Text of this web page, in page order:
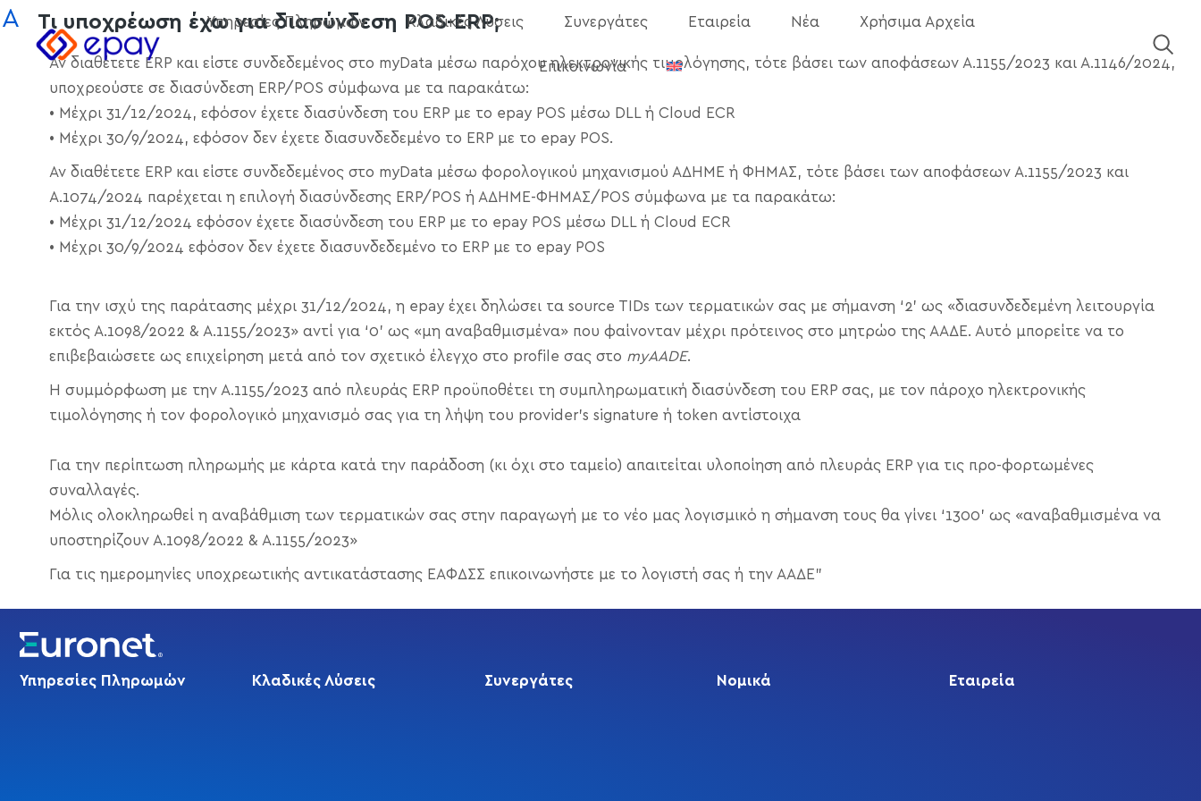
περιεχόμενο
Υπηρεσίες Πληρωμών Κλαδικές Λύσεις Συνεργάτες Εταιρεία Νέα Χρήσιμα Αρχεία
Επικοινωνία
A Τι υποχρέωση έχω για διασύνδεση POS-ERP;
Αν διαθέτετε ERP και είστε συνδεδεμένος στο myData μέσω παρόχου ηλεκτρονικής τιμολόγησης, τότε βάσει των αποφάσεων Α.1155/2023 και Α.1146/2024,
υποχρεούστε σε διασύνδεση ERP/POS σύμφωνα με τα παρακάτω:
• Μέχρι 31/12/2024, εφόσον έχετε διασύνδεση του ERP με το epay POS μέσω DLL ή Cloud ECR
• Μέχρι 30/9/2024, εφόσον δεν έχετε διασυνδεδεμένο το ERP με το epay POS.
Αν διαθέτετε ERP και είστε συνδεδεμένος στο myData μέσω φορολογικού μηχανισμού ΑΔΗΜΕ ή ΦΗΜΑΣ, τότε βάσει των αποφάσεων Α.1155/2023 και
Α.1074/2024 παρέχεται η επιλογή διασύνδεσης ERP/POS ή ΑΔΗΜΕ-ΦΗΜΑΣ/POS σύμφωνα με τα παρακάτω:
• Μέχρι 31/12/2024 εφόσον έχετε διασύνδεση του ERP με το epay POS μέσω DLL ή Cloud ECR
• Μέχρι 30/9/2024 εφόσον δεν έχετε διασυνδεδεμένο το ERP με το epay POS
Για την ισχύ της παράτασης μέχρι 31/12/2024, η epay έχει δηλώσει τα source TIDs των τερματικών σας με σήμανση ‘2’ ως «διασυνδεδεμένη λειτουργία
εκτός Α.1098/2022 & Α.1155/2023» αντί για ‘0’ ως «μη αναβαθμισμένα» που φαίνονταν μέχρι πρότεινος στο μητρώο της ΑΑΔΕ. Αυτό μπορείτε να το
επιβεβαιώσετε ως επιχείρηση μετά από τον σχετικό έλεγχο στο profile σας στο myAADE.
Η συμμόρφωση με την Α.1155/2023 από πλευράς ERP προϋποθέτει τη συμπληρωματική διασύνδεση του ERP σας, με τον πάροχο ηλεκτρονικής
τιμολόγησης ή τον φορολογικό μηχανισμό σας για τη λήψη του provider’s signature ή token αντίστοιχα
Για την περίπτωση πληρωμής με κάρτα κατά την παράδοση (κι όχι στο ταμείο) απαιτείται υλοποίηση από πλευράς ERP για τις προ-φορτωμένες
συναλλαγές.
Μόλις ολοκληρωθεί η αναβάθμιση των τερματικών σας στην παραγωγή με το νέο μας λογισμικό η σήμανση τους θα γίνει ‘1300’ ως «αναβαθμισμένα να
υποστηρίζουν Α.1098/2022 & Α.1155/2023»
Για τις ημερομηνίες υποχρεωτικής αντικατάστασης ΕΑΦΔΣΣ επικοινωνήστε με το λογιστή σας ή την ΑΑΔΕ”
Υπηρεσίες Πληρωμών Κλαδικές Λύσεις Συνεργάτες Νομικά Εταιρεία